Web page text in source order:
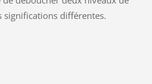
significations différentes.